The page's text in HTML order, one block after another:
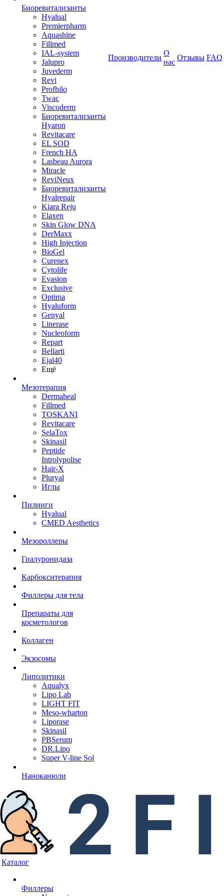
Биоревитализанты
Hyalual
Premierpharm
Aquashine
Fillmed
IAL-system
Jalupro
Juvederm
Revi
Profhilo
Twac
Viscoderm
Биоревитализанты
Hyaron
Revitacare
EL SOD
French HA
Lasbeau Aurora
Miracle
ReviNeux
Биоревитализанты
Hyalrepair
Kiara Reju
Elaxen
Skin Glow DNA
DerMaxx
High Injection
BioGel
Curenex
Cytolife
Evasion
Exclusive
Optima
Hyaluform
Genyal
Linerase
Nucleoform
Repart
Bellarti
Ejal40
Ещё
Мезотерапия
Dermaheal
Fillmed
TOSKANI
Revitacare
SelaTox
Skinasil
Peptide
Introlypolise
Hair-X
Pluryal
Иглы
Пилинги
Hyalual
CMED Aesthetics
Мезороллеры
Гиалуронидаза
Карбокситерапия
Филлеры для тела
Препараты для
косметологов
Коллаген
Экзосомы
Липолитики
Aqualyx
Lipo Lab
LIGHT FIT
Meso-wharton
Liporase
Skinasil
PBSerum
DR.Lipo
Super V-line Sol
Наноканюли
Производители
О
нас
Отзывы FAQ
Каталог
Филлеры